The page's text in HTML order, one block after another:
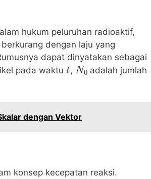
hukum peluruhan radioaktif,
dengan laju yang
dapat dinyatakan sebagai
pada waktu
t
,
N0
adalah jumlah
dengan Vektor
konsep kecepatan reaksi.